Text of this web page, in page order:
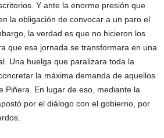
Y ante la enorme presión que
la obligación de convocar a un paro el
la verdad es que no hicieron los
que esa jornada se transformara en una
Una huelga que paralizara toda la
la máxima demanda de aquellos
Piñera. En lugar de eso, mediante la
por el diálogo con el gobierno, por